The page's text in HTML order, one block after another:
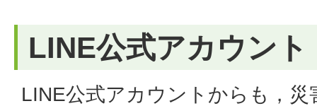
LINE公式アカウント
LINE公式アカウントからも，災